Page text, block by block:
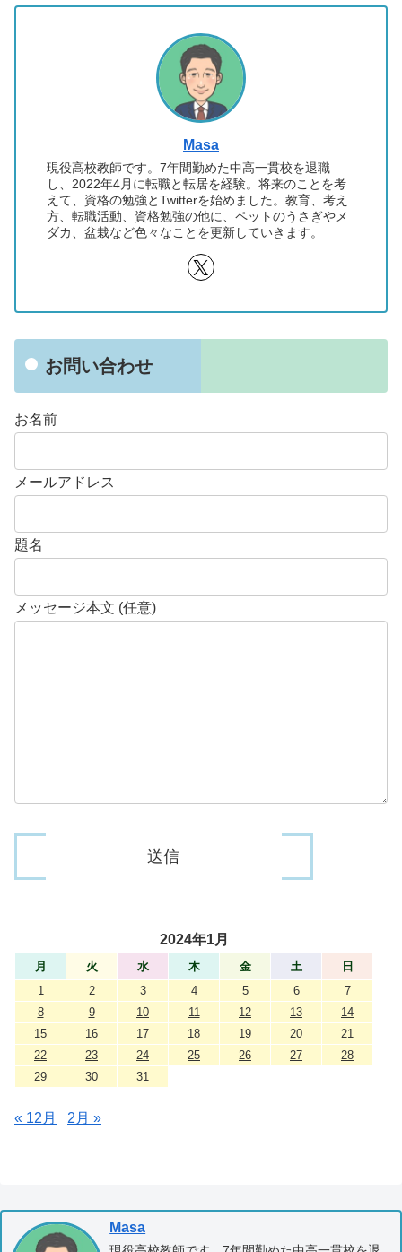
Masa
現役高校教師です。7年間勤めた中高一貫校を退職
し、2022年4月に転職と転居を経験。将来のことを考
えて、資格の勉強とTwitterを始めました。教育、考え
方、転職活動、資格勉強の他に、ペットのうさぎやメ
ダカ、盆栽など色々なことを更新していきます。
お問い合わせ
お名前
メールアドレス
題名
メッセージ本文 (任意)
2024年1月
月 火 水 木 金 土
日
1
2 3 4 5 6
7
8
9 10 11 12 13
14
15
16 17 18 19 20
21
22
23 24 25 26 27
28
29
30 31
« 12月 2月 »
Masa